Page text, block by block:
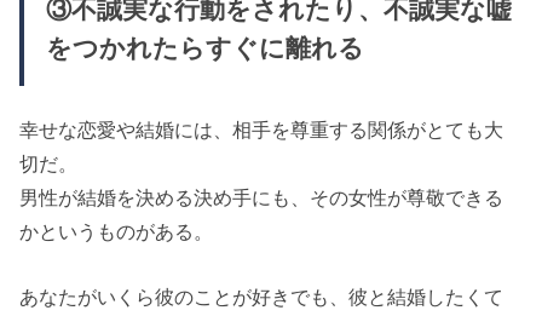
③不誠実な行動をされたり、不誠実な嘘
をつかれたらすぐに離れる
幸せな恋愛や結婚には、相手を尊重する関係がとても大
切だ。
男性が結婚を決める決め手にも、その女性が尊敬できる
かというものがある。
あなたがいくら彼のことが好きでも、彼と結婚したくて